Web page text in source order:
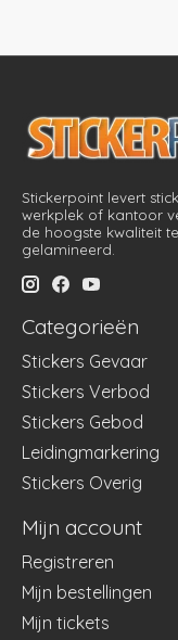
Stickerpoint levert
werkplek of kantoor
de hoogste kwaliteit
gelamineerd.
Categorieën
Stickers Gevaar
Stickers Verbod
Stickers Gebod
Leidingmarkering
Stickers Overig
Mijn account
Registreren
Mijn bestellingen
Mijn tickets